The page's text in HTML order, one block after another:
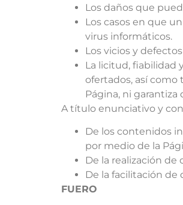
Los daños que
Los casos en que
virus informáticos.
Los vicios y
La licitud, fiabilidad
ofertados, así
Página, ni
A título enunciativo y
De los contenidos
por medio de la
De la realización
De la facilitación de
FUERO